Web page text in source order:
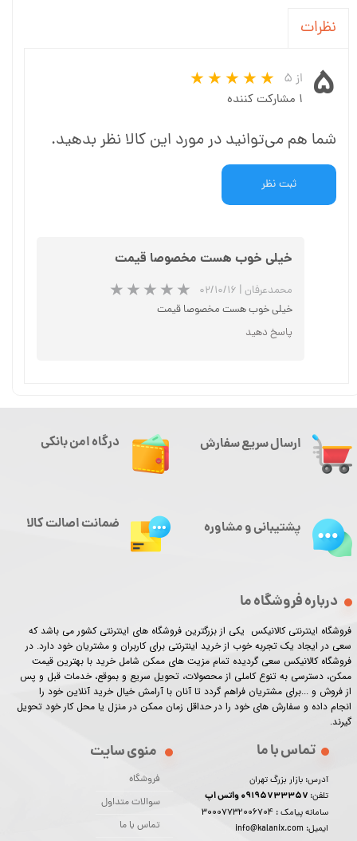
نظرات
۵ از ۵
★
۱ مشارکت کننده
شما هم می‌توانید در مورد این کالا نظر بدهید.
ثبت نظر
خیلی خوب هست مخصوصا قیمت
محمدعرفان | ۰۲/۱۰/۱۶
★ ★★★
خیلی خوب هست مخصوصا قیمت
پاسخ دهید
ارسال سریع سفارش
درباره فروشگاه ما
فروشگاه اینترنتی کالانیکس یکی از بزرگترین فروشگاه های اینترنتی کشور می باشد که
سعی در ایجاد یک تجربه خوب از خرید اینترنتی برای کاربران و مشتریان خود دارد. در
فروشگاه کالانیکس سعی گردیده تمام مزیت های ممکن شامل خرید با بهترین قیمت
ممکن، دسترسی به تنوع کاملی از محصولات، تحویل سریع و بموقع، خدمات قبل و پس
از فروش و ...برای مشتریان فراهم گردد تا آنان با آرامش خیال خرید آنلاین خود را
انجام داده و سفارش های خود را در حداقل زمان ممکن در منزل یا محل کار خود تحویل
گیرند.​​​​​​​
منوی سایت
فروشگاه
سوالات متداول
تماس با ما
تماس با ما
آدرس: بازار بزرگ تهران
تلفن:
سامانه پیامک : 30007732006704
ایمیل: info@kalanix.com
درگاه امن بانکی
پشتیبانی و مشاوره ضمانت اصالت کالا